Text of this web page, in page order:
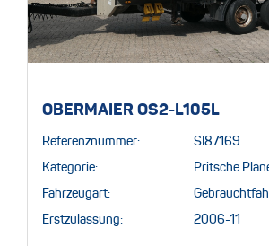
OBERMAIER OS2-L105L
Referenznummer: SI87169
Kategorie: Pritsche
Fahrzeugart:
Erstzulassung: 2006-11